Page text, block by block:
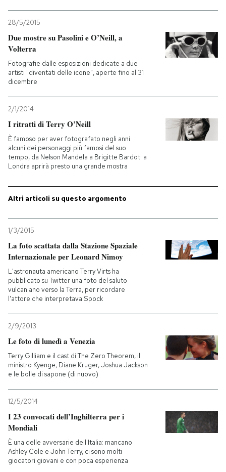
PODCAST
I MIEI PREFERITI
SHOP
CALENDARIO
Entra
28/5/2015
Due mostre su Pasolini e O’Neill, a
Volterra
Fotografie dalle esposizioni dedicate a due
artisti "diventati delle icone", aperte fino al 31
dicembre
2/1/2014
I ritratti di Terry O’Neill
È famoso per aver fotografato negli anni
alcuni dei personaggi più famosi del suo
tempo, da Nelson Mandela a Brigitte Bardot: a
Londra aprirà presto una grande mostra
Altri articoli su questo argomento
1/3/2015
La foto scattata dalla Stazione Spaziale
Internazionale per Leonard Nimoy
L'astronauta americano Terry Virts ha
pubblicato su Twitter una foto del saluto
vulcaniano verso la Terra, per ricordare
l'attore che interpretava Spock
2/9/2013
Le foto di lunedì a Venezia
Terry Gilliam e il cast di The Zero Theorem, il
ministro Kyenge, Diane Kruger, Joshua Jackson
e le bolle di sapone (di nuovo)
12/5/2014
I 23 convocati dell’Inghilterra per i
Mondiali
È una delle avversarie dell'Italia: mancano
Ashley Cole e John Terry, ci sono molti
giocatori giovani e con poca esperienza